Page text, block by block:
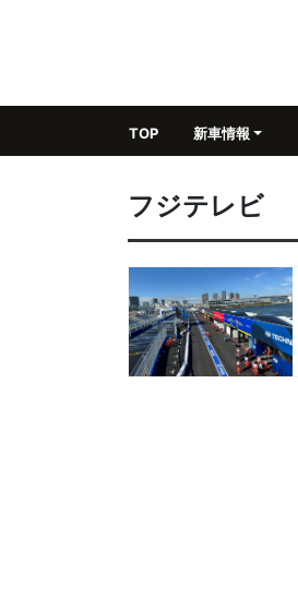
TOP 新車情報
フジテレビ